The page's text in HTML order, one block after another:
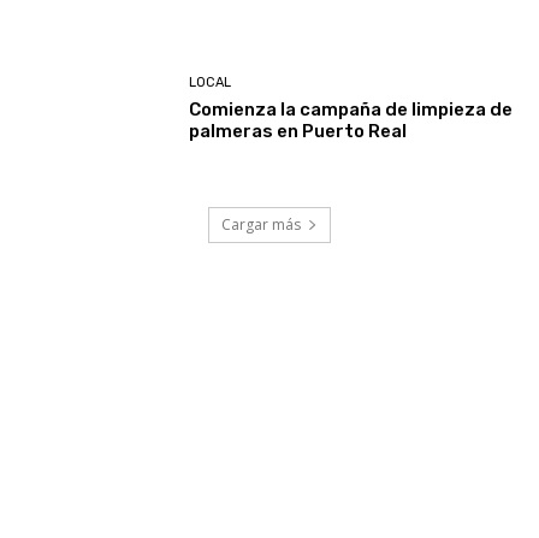
LOCAL
Comienza la campaña de limpieza de
palmeras en Puerto Real
Cargar más